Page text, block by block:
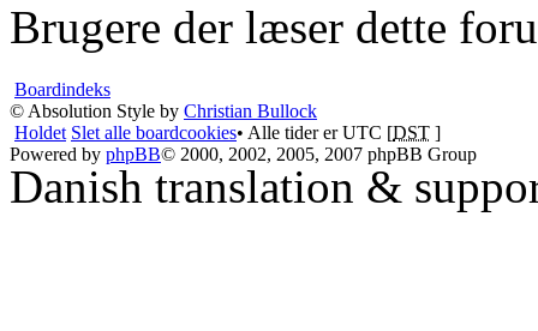
Brugere der læser dette
Boardindeks
© Absolution Style by Christian Bullock
Holdet Slet alle boardcookies• Alle tider er UTC [DST ]
Powered by phpBB© 2000, 2002, 2005, 2007 phpBB Group
Danish translation &